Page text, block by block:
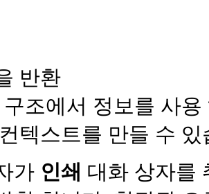
반환
조에서 정보를 사
텍스트를 만들 수 있
가 인쇄 대화 상자를